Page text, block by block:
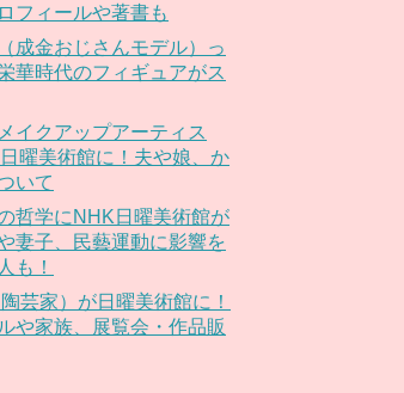
フィールや著書も
成金おじさんモデル）っ
華時代のフィギュアがス
イクアップアーティス
曜美術館に！夫や娘、か
いて
哲学にNHK日曜美術館が
妻子、民藝運動に影響を
も！
芸家）が日曜美術館に！
や家族、展覧会・作品販